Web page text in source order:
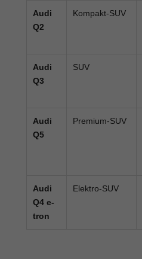
Audi
Q2
Kompakt-SUV
Audi
Q3
SUV
Audi
Q5
Premium-SUV
Audi
Q4 e-
tron
Elektro-SUV